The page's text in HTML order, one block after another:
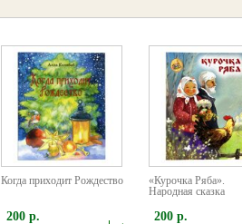
Когда приходит Рождество
200 р.
«Курочка Ряба».
Народная сказка
200 р.